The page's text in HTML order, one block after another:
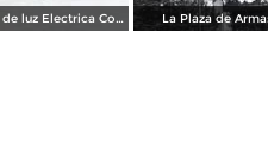
Planta de luz Electrica Colimilla. ( Fechada el 1 de Octubre de 1950 ). La Plaza de